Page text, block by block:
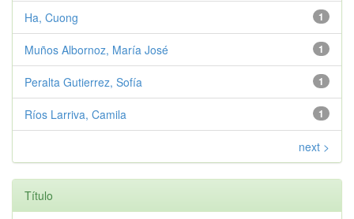
1
Ha, Cuong
1
Muños Albornoz, María José
1
Peralta Gutierrez, Sofía
1
Ríos Larriva, Camila
next >
Título